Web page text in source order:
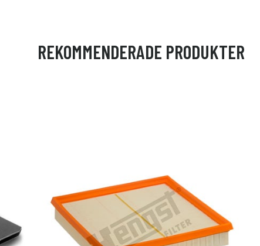
REKOMMENDERADE PRODUKTER